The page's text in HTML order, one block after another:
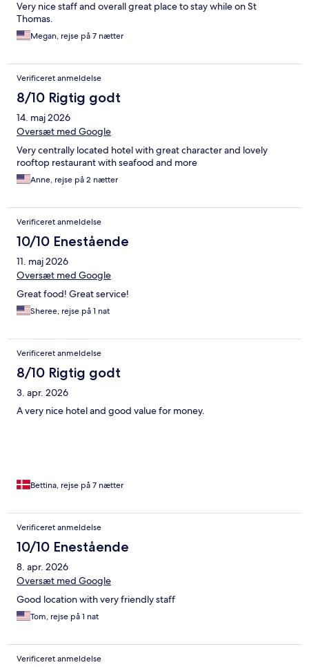
Very nice staff and overall great place to stay while on St
Thomas.
Megan, rejse på 7 nætter
Verificeret anmeldelse
8/10 Rigtig godt
14. maj 2026
Oversæt med Google
Very centrally located hotel with great character and lovely
rooftop restaurant with seafood and more
Anne, rejse på 2 nætter
Verificeret anmeldelse
10/10 Enestående
11. maj 2026
Oversæt med Google
Great food! Great service!
Sheree, rejse på 1 nat
Verificeret anmeldelse
8/10 Rigtig godt
3. apr. 2026
A very nice hotel and good value for money.
Bettina, rejse på 7 nætter
Verificeret anmeldelse
10/10 Enestående
8. apr. 2026
Oversæt med Google
Good location with very friendly staff
Tom, rejse på 1 nat
Verificeret anmeldelse